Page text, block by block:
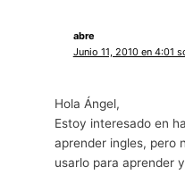
abre
Junio 11, 2010 en 4:01
Hola Ángel,
Estoy interesado en
aprender ingles, pero
usarlo para aprender